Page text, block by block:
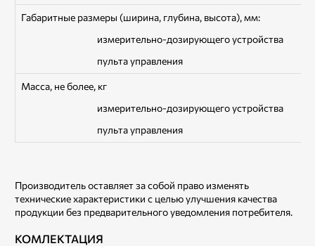
Габаритные размеры (ширина, глубина, высота), мм:
измерительно-дозирующего устройства
пульта управления
Масса, не более, кг
измерительно-дозирующего устройства
пульта управления
Производитель оставляет за собой право изменять
технические характеристики с целью улучшения качества
продукции без предварительного уведомления потребителя.
КОМЛЕКТАЦИЯ